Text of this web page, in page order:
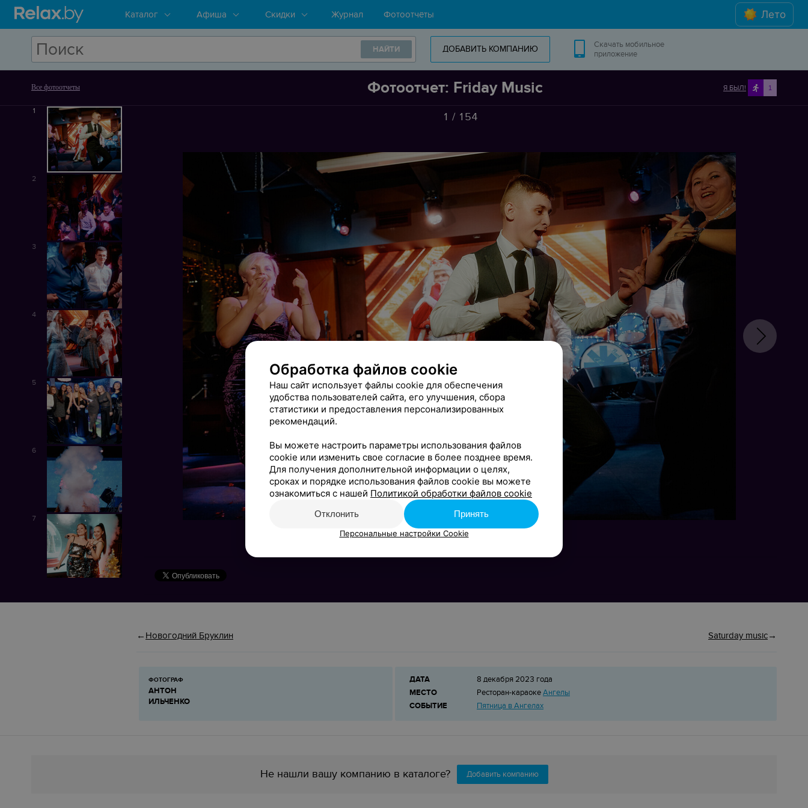
Каталог Афиша Скидки Журнал Фотоотчёты Лето
НАЙТИ ДОБАВИТЬ КОМПАНИЮ
Скачать мобильное
приложение
Все фотоотчеты Фотоотчет: Friday Music Я БЫЛ! 1
1 / 154
Новогодний Бруклин Saturday music
ФОТОГРАФ
АНТОН
ИЛЬЧЕНКО
ДАТА
8 декабря 2023 года
МЕСТО
Ресторан-караокеАнгелы
СОБЫТИЕ
Пятница в Ангелах
Не нашли вашу компанию в каталоге? Добавить компанию
Обработка файлов cookie
Наш сайт использует файлы cookie для обеспечения
удобства пользователей сайта, его улучшения, сбора
статистики и предоставления персонализированных
рекомендаций.
Вы можете настроить параметры использования файлов
cookie или изменить свое согласие в более позднее время.
Для получения дополнительной информации о целях,
сроках и порядке использования файлов cookie вы можете
ознакомиться с нашей Политикой обработки файлов cookie
Отклонить Принять
Персональные настройки Cookie